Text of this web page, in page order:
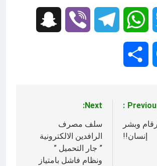
Twitter
WhatsApp
Telegram
Viber
Messenger
وبشر
إنسان!!
Next:
سلف مصرف
الرافدين الالكترونية
” جار التحميل ”
ونظام فاشل بامتياز